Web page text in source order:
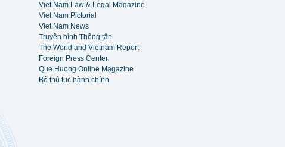
Viet Nam Law & Legal Magazine
Viet Nam Pictorial
Viet Nam News
Truyền hình Thông tấn
The World and Vietnam Report
Foreign Press Center
Que Huong Online Magazine
Bộ thủ tục hành chính